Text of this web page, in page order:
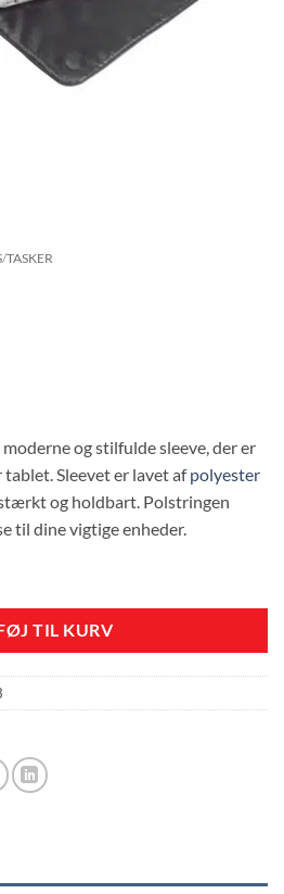
/TASKER
og stilfulde sleeve, der er
Sleevet er lavet afpolyester
og holdbart. Polstringen
til dine vigtige enheder.
TIL KURV